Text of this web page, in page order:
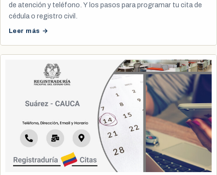
de atención y teléfono. Y los pasos para programar tu cita de
cédula o registro civil.
Leer más →